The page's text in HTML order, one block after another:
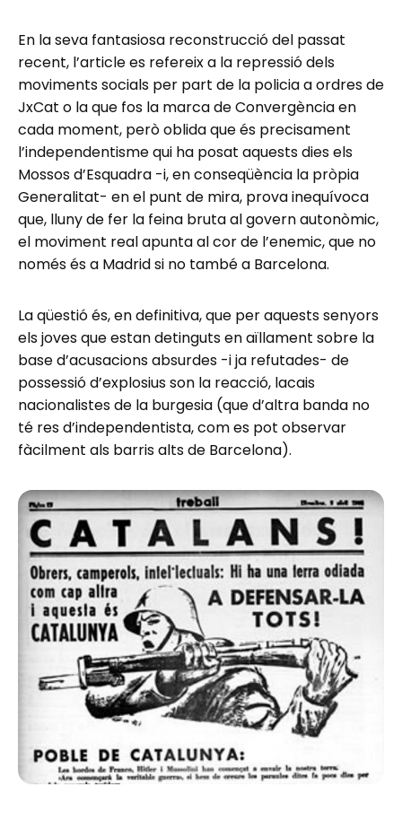
En la seva fantasiosa reconstrucció del passat
recent, l’article es refereix a la repressió dels
moviments socials per part de la policia a ordres de
JxCat o la que fos la marca de Convergència en
cada moment, però oblida que és precisament
l’independentisme qui ha posat aquests dies els
Mossos d’Esquadra -i, en conseqüència la pròpia
Generalitat- en el punt de mira, prova inequívoca
que, lluny de fer la feina bruta al govern autonòmic,
el moviment real apunta al cor de l’enemic, que no
només és a Madrid si no també a Barcelona.
La qüestió és, en definitiva, que per aquests senyors
els joves que estan detinguts en aïllament sobre la
base d’acusacions absurdes -i ja refutades- de
possessió d’explosius son la reacció, lacais
nacionalistes de la burgesia (que d’altra banda no
té res d’independentista, com es pot observar
fàcilment als barris alts de Barcelona).